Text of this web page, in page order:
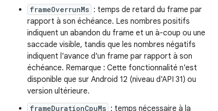
frameOverrunMs : temps de retard du frame par
rapport à son échéance. Les nombres positifs
indiquent un abandon du frame et un à-coup ou une
saccade visible, tandis que les nombres négatifs
indiquent l'avance d'un frame par rapport à son
échéance. Remarque : Cette fonctionnalité n'est
disponible que sur Android 12 (niveau d'API 31) ou
version ultérieure.
frameDurationCpuMs : temps nécessaire à la